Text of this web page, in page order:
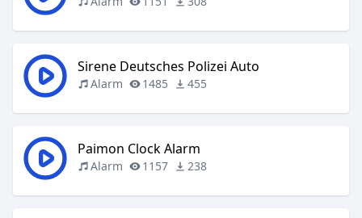
Sirene Deutsches Polizei Auto
Alarm 1485 455
Paimon Clock Alarm
Alarm 1157 238